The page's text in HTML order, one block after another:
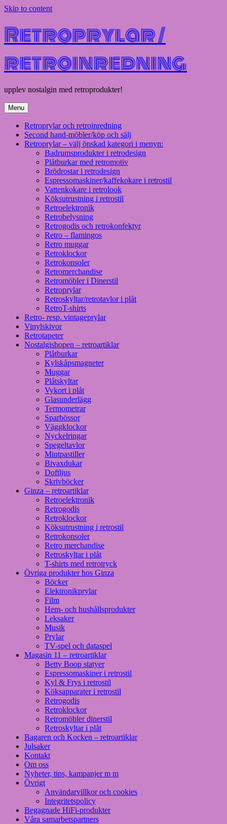
Skip to content
Retroprylar /
retroinredning
upplev nostalgin med retroprodukter!
Menu
Retroprylar och retroinredning
Second hand-möbler/köp och sälj
Retroprylar – välj önskad kategori i menyn:
Badrumsprodukter i retrodesign
Plåtburkar med retromotiv
Brödrostar i retrodesign
Espressomaskiner/kaffekokare i retrostil
Vattenkokare i retrolook
Köksutrustning i retrostil
Retroelektronik
Retrobelysning
Retrogodis och retrokonfektyr
Retro – flamingos
Retro muggar
Retroklockor
Retrokonsoler
Retromerchandise
Retromöbler i Dinerstil
Retroprylar
Retroskyltar/retrotavlor i plåt
RetroT-shirts
Retro- resp. vintageprylar
Vinylskivor
Retrotapeter
Nostalgishopen – retroartiklar
Plåtburkar
Kylskåpsmagneter
Muggar
Plåtskyltar
Vykort i plåt
Glasunderlägg
Termometrar
Sparbössor
Väggklockor
Nyckelringar
Spegeltavlor
Mintpastiller
Bivaxdukar
Doftljus
Skrivböcker
Ginza – retroartiklar
Retroelektronik
Retrogodis
Retroklockor
Köksutrustning i retrostil
Retrokonsoler
Retro merchandise
Retroskyltar i plåt
T-shirts med retrotryck
Övriga produkter hos Ginza
Böcker
Elektronikprylar
Film
Hem- och hushållsprodukter
Leksaker
Musik
Prylar
TV-spel och dataspel
Magasin 11 – retroartiklar
Betty Boop statyer
Espressomaskiner i retrostil
Kyl & Frys i retrostil
Köksapparater i retrostil
Retrogodis
Retroklockor
Retromöbler dinerstil
Retroskyltar i plåt
Bagaren och Kocken – retroartiklar
Julsaker
Kontakt
Om oss
Nyheter, tips, kampanjer m m
Övrigt
Användarvillkor och cookies
Integritetspolicy
Begagnade HiFi-produkter
Våra samarbetspartners